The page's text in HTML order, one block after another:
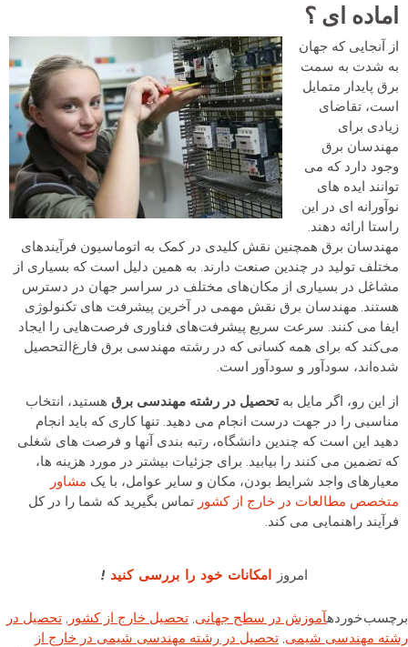
اماده ای ؟
از آنجایی که جهان
به شدت به سمت
برق پایدار متمایل
است، تقاضای
زیادی برای
مهندسان برق
وجود دارد که می
توانند ایده های
نوآورانه ای در این
راستا ارائه دهند.
مهندسان برق همچنین نقش کلیدی در کمک به اتوماسیون فرآیندهای
مختلف تولید در چندین صنعت دارند. به همین دلیل است که بسیاری از
مشاغل در بسیاری از مکان‌های مختلف در سراسر جهان در دسترس
هستند. مهندسان برق نقش مهمی در آخرین پیشرفت های تکنولوژی
ایفا می کنند. سرعت سریع پیشرفت‌های فناوری فرصت‌هایی را ایجاد
می‌کند که برای همه کسانی که در رشته مهندسی برق فارغ‌التحصیل
شده‌اند، سودآور و سودآور است.
از این رو، اگر مایل به تحصیل در رشته مهندسی برقهستید، انتخاب
مناسبی را در جهت درست انجام می دهید. تنها کاری که باید انجام
دهید این است که چندین دانشگاه، رتبه بندی آنها و فرصت های شغلی
که تضمین می کنند را بیابید. برای جزئیات بیشتر در مورد هزینه ها،
معیارهای واجد شرایط بودن، مکان و سایر عوامل، با یک مشاور
متخصص مطالعات در خارج از کشور تماس بگیرید که شما را در کل
فرآیند راهنمایی می کند.
امروز امکانات خود را بررسی کنید!
خوردهآموزش در سطح جهانی, تحصیل خارج از کشور , تحصیل در
مهندسی شیمی, تحصیل در رشته مهندسی شیمی در خارج از